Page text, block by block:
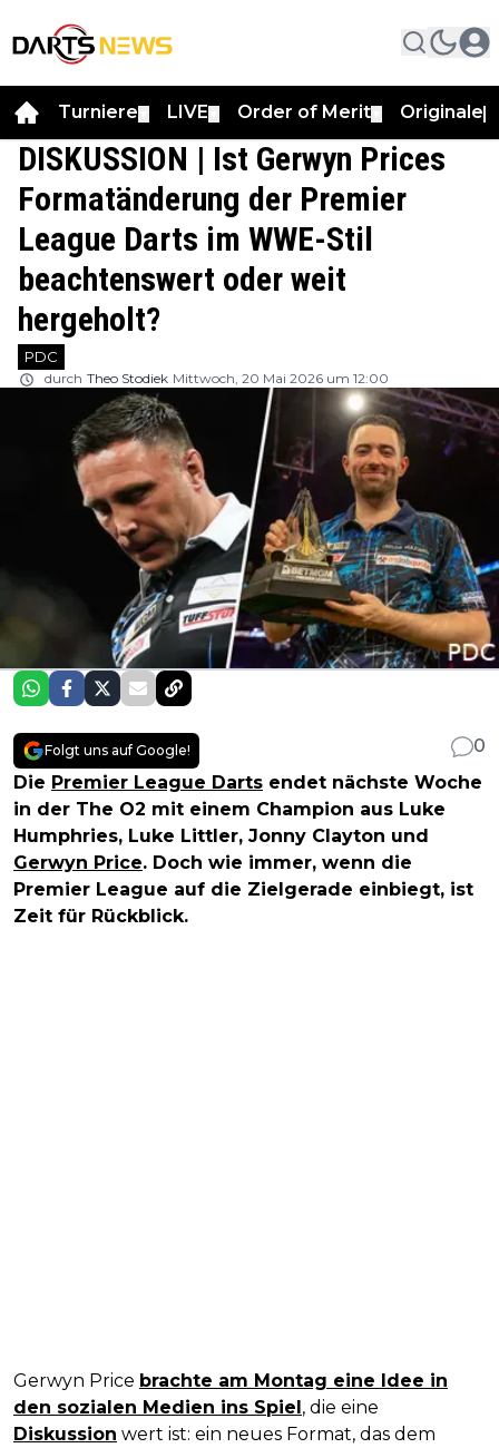
Turniere LIVE Order of Merit Originale
DISKUSSION | Ist Gerwyn Prices
Formatänderung der Premier
League Darts im WWE-Stil
beachtenswert oder weit
hergeholt?
PDC
durch Theo Stodiek Mittwoch, 20 Mai 2026 um 12:00
Folgt uns auf Google!
0
Die Premier League Darts endet nächste Woche
in der The O2 mit einem Champion aus Luke
Humphries, Luke Littler, Jonny Clayton und
Gerwyn Price. Doch wie immer, wenn die
Premier League auf die Zielgerade einbiegt, ist
Zeit für Rückblick.
Gerwyn Price brachte am Montag eine Idee in
den sozialen Medien ins Spiel, die eine
Diskussion wert ist: ein neues Format, das dem